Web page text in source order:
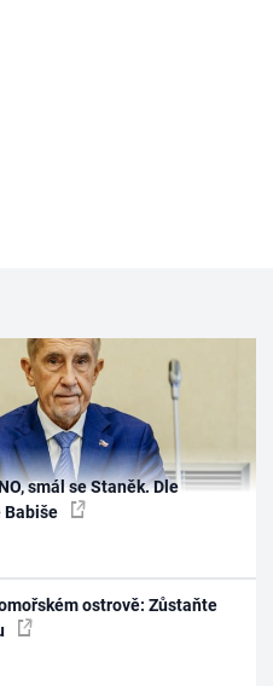
smál se Staněk. Dle
Babiše
ostrově: Zůstaňte